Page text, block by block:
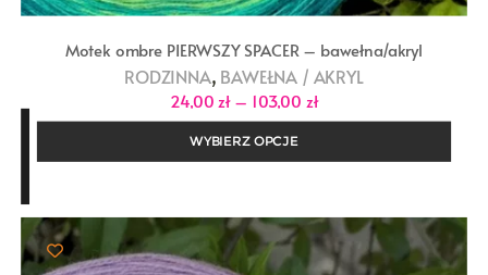
Motek ombre PIERWSZY SPACER – bawełna/akryl
RODZINNA, BAWEŁNA / AKRYL
24,00 zł – 103,00 złZakres
cen:
do
WYBIERZ OPCJE